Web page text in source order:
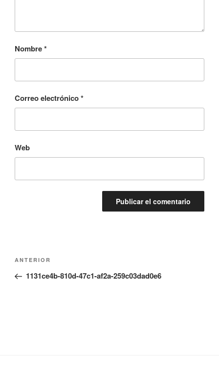
Nombre*
Correo electrónico*
Web
Navegación
entradas
Entrada
anterior:
ANTERIOR
1131ce4b-810d-47c1-af2a-259c03dad0e6